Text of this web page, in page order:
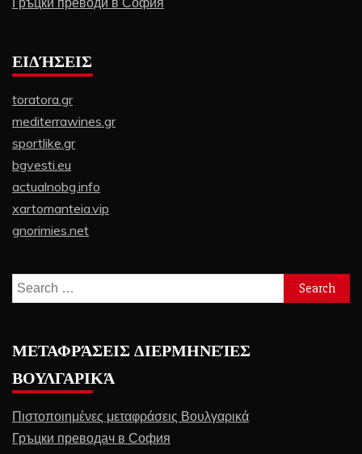
ΕΙΔΉΣΕΙΣ
toratora.gr
mediterrawines.gr
sportlike.gr
bgvesti.eu
actualnobg.info
xartomanteia.vip
gnorimies.net
Search
for:
ΜΕΤΑΦΡΆΣΕΙΣ ΔΙΕΡΜΗΝΕΊΕΣ
ΒΟΥΛΓΑΡΙΚΆ
Πιστοποιημένες μεταφράσεις Βουλγαρικά
Гръцки преводач в София